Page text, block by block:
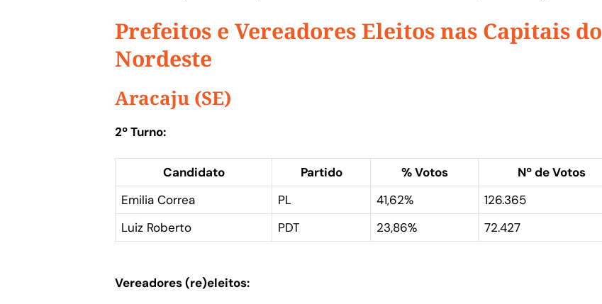
Prefeitos e Vereadores Eleitos nas Capitais do
Nordeste
Aracaju (SE)
2º Turno:
Candidato Partido % Votos
Nº de Votos
Emilia Correa
PL 41,62%
126.365
Luiz Roberto
PDT 23,86% 72.427
Vereadores (re)eleitos: